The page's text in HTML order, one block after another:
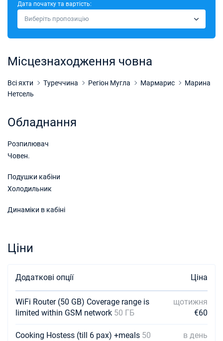
21/11/2026 - 28/11/2026
Забронюйте цю яхту
28/11/2026 - 05/12/2026
Забронюйте цю яхту
Забронюйте цю яхту
Забронюйте цю яхту
€3100
Забронюйте цю яхту
€3100
Дата початку та вартість:
Виберіть пропозицію
Місцезнаходження човна
Всі яхти Туреччина Регіон Мугла Мармарис
Марина
Нетсель
Обладнання
Розпилювач
Човен.
Подушки кабіни
Холодильник
Динаміки в кабіні
Ціни
Додаткові опції Ціна
WiFi Router (50 GB) Coverage range is
limited within GSM network 50 ГБ
щотижня
€60
Cooking Hostess (till 6 pax) +meals 50
в день